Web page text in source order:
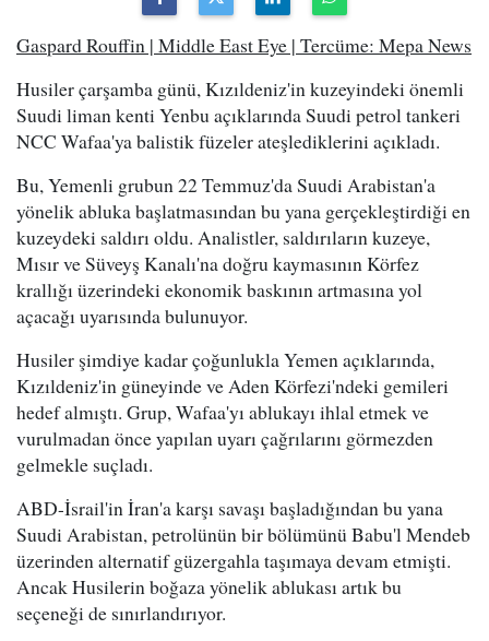
Gaspard Rouffin | Middle East Eye | Tercüme: Mepa News
Husiler çarşamba günü, Kızıldeniz'in kuzeyindeki önemli
Suudi liman kenti Yenbu açıklarında Suudi petrol tankeri
NCC Wafaa'ya balistik füzeler ateşlediklerini açıkladı.
Bu, Yemenli grubun 22 Temmuz'da Suudi Arabistan'a
yönelik abluka başlatmasından bu yana gerçekleştirdiği en
kuzeydeki saldırı oldu. Analistler, saldırıların kuzeye,
Mısır ve Süveyş Kanalı'na doğru kaymasının Körfez
krallığı üzerindeki ekonomik baskının artmasına yol
açacağı uyarısında bulunuyor.
Husiler şimdiye kadar çoğunlukla Yemen açıklarında,
Kızıldeniz'in güneyinde ve Aden Körfezi'ndeki gemileri
hedef almıştı. Grup, Wafaa'yı ablukayı ihlal etmek ve
vurulmadan önce yapılan uyarı çağrılarını görmezden
gelmekle suçladı.
ABD-İsrail'in İran'a karşı savaşı başladığından bu yana
Suudi Arabistan, petrolünün bir bölümünü Babu'l Mendeb
üzerinden alternatif güzergahla taşımaya devam etmişti.
Ancak Husilerin boğaza yönelik ablukası artık bu
seçeneği de sınırlandırıyor.